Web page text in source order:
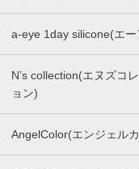
a-eye 1day silicone(エー
N’s collection(エヌズコ
ョン)
AngelColor(エンジェル